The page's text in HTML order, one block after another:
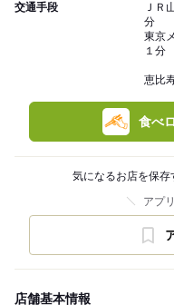
交通手段
ＪＲ
分
東京
１分
恵比
食べ
気になるお店を保存
アプ
店舗基本情報